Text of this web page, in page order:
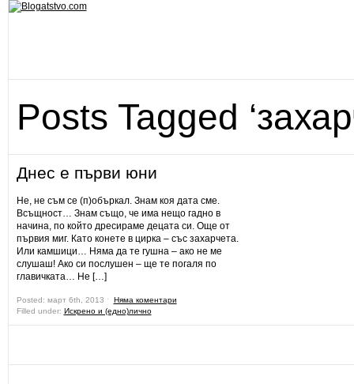
Posts Tagged
Днес е първи юни
Не, не съм се (п)объркал. Знам коя дата сме.
Всъщност… Знам също, че има нещо гадно в
начина, по който дресираме децата си. Още от
първия миг. Като конете в цирка – със захарчета.
Или камшици… Няма да те гушна – ако не ме
слушаш! Ако си послушен – ще те погаля по
главичката… Не […]
Posted: март 6th, 2013 ˑ Няма коментари
Filled under: Искрено и (едно)лично